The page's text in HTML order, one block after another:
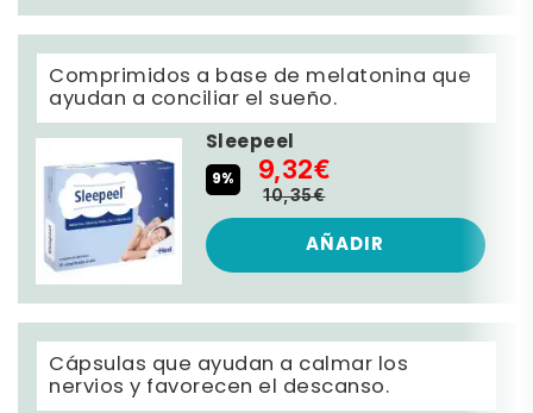
Comprimidos a base de melatonina que
ayudan a conciliar el sueño.
Sleepeel
9% 9,32€
10,35€
AÑADIR
Cápsulas que ayudan a calmar los
nervios y favorecen el descanso.